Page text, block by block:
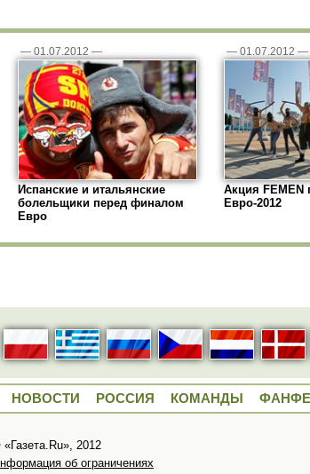
— 01.07.2012 —
Испанские и итальянские
болельщики перед финалом
Евро
— 01.07.2012 —
Акция
Евро-2012
НОВОСТИ РОССИЯ КОМАНДЫ
2012
об ограничениях